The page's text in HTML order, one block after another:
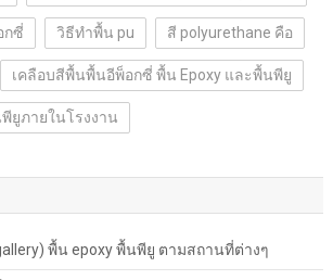
กซี่ วิธีทำพื้น pu สี polyurethane คือ
เคลือบสีพื้นพื้นอีพ็อกซี่ พื้น Epoxy และพื้นพียู
ยูภายในโรงงาน
พื้น epoxy พื้นพียู ตามสถานที่ต่างๆ